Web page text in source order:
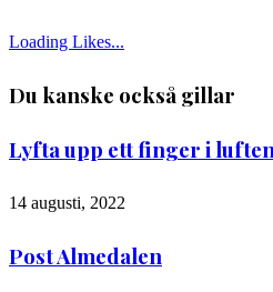
Loading Likes...
Du kanske också gillar
Lyfta upp ett finger i
14 augusti, 2022
Post Almedalen